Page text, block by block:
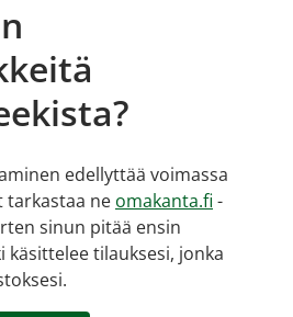
edellyttää voimassa
tarkastaa ne omakanta.fi -
sinun pitää ensin
tilauksesi, jonka